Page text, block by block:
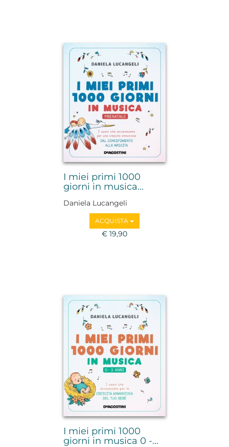
I miei primi 1000
giorni in musica...
Daniela Lucangeli
ACQUISTA
€ 19,90
I miei primi 1000
giorni in musica 0 -...